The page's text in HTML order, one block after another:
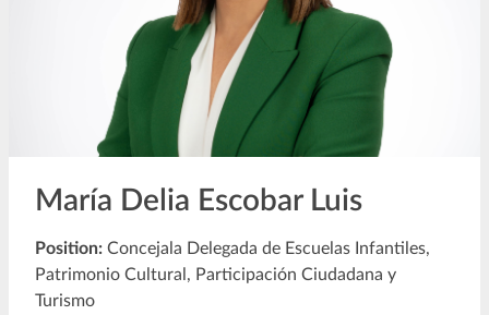
María Delia Escobar Luis
Position: Concejala Delegada de Escuelas Infantiles,
Patrimonio Cultural, Participación Ciudadana y
Turismo